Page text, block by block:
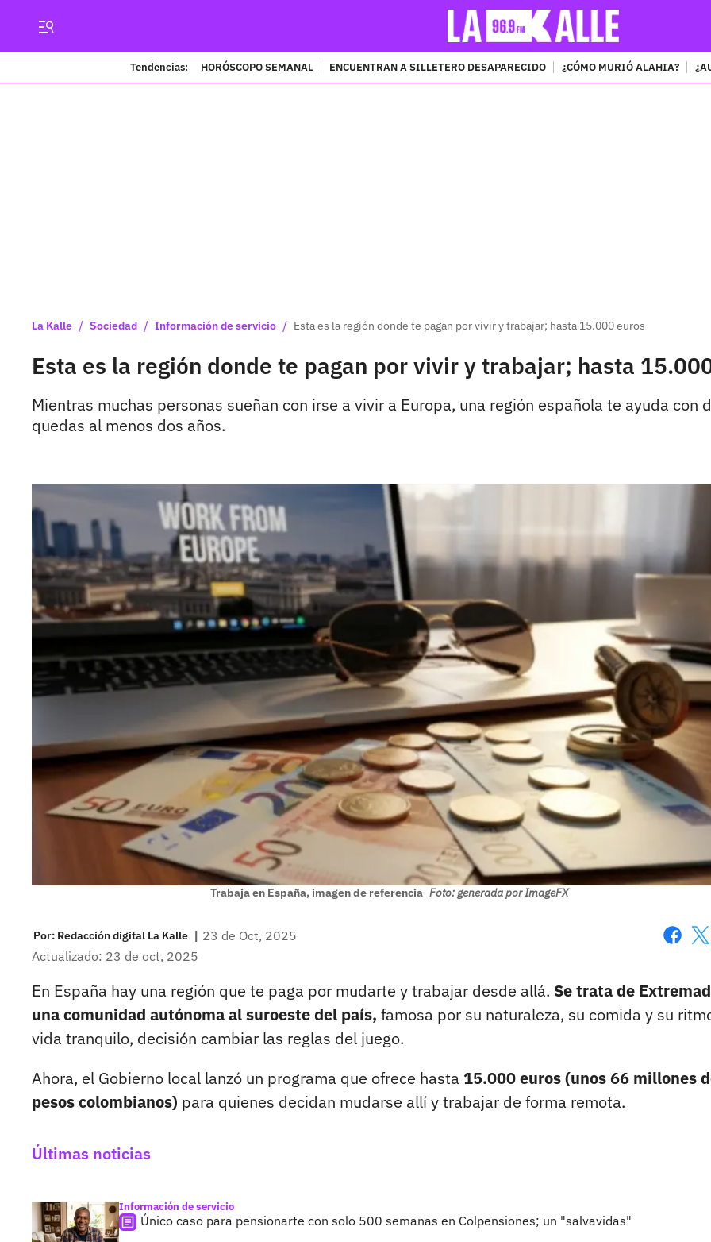
Tendencias: HORÓSCOPO SEMANAL ENCUENTRAN A SILLETERO DESAPARECIDO ¿CÓMO MURIÓ ALAHIA?
La Kalle / Sociedad / Información de servicio / Esta es la región donde te pagan por vivir y trabajar; hasta 15.000 euros
Esta es la región donde te pagan por vivir y trabajar; hasta
Mientras muchas personas sueñan con irse a vivir a Europa, una región española te ayuda
quedas al menos dos años.
Trabaja en España, imagen de referencia Foto: generada por ImageFX
Por: Redacción digital La Kalle | 23 de Oct, 2025
Actualizado: 23 de oct, 2025
En España hay una región que te paga por mudarte y trabajar desde allá. Se trata de
una comunidad autónoma al suroeste del país, famosa por su naturaleza, su comida y su
vida tranquilo, decisión cambiar las reglas del juego.
Ahora, el Gobierno local lanzó un programa que ofrece hasta 15.000 euros (unos 66 millones
pesos colombianos) para quienes decidan mudarse allí y trabajar de forma remota.
Últimas noticias
Información de servicio
Único caso para pensionarte con solo 500 semanas en Colpensiones; un "salvavidas"